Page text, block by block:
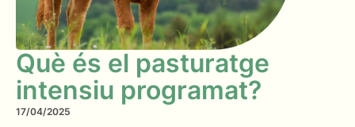
Què és el pasturatge
intensiu programat?
17/04/2025